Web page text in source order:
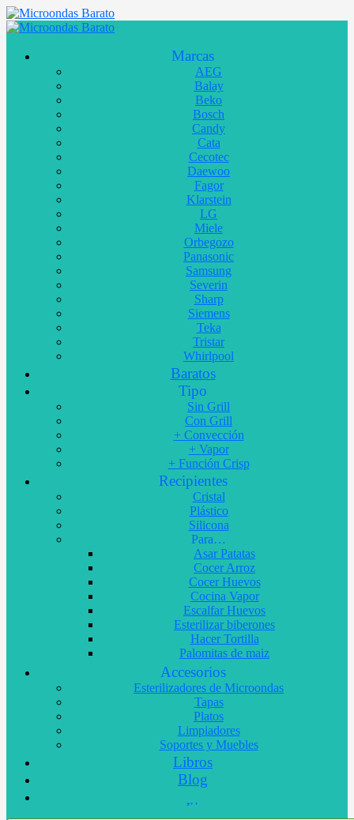
Marcas
AEG
Balay
Beko
Bosch
Candy
Cata
Cecotec
Daewoo
Fagor
Klarstein
LG
Miele
Orbegozo
Panasonic
Samsung
Severin
Sharp
Siemens
Teka
Tristar
Whirlpool
Baratos
Tipo
Sin Grill
Con Grill
+ Convección
+ Vapor
+ Función Crisp
Recipientes
Cristal
Plástico
Silicona
Para…
Asar Patatas
Cocer Arroz
Cocer Huevos
Cocina Vapor
Escalfar Huevos
Esterilizar biberones
Hacer Tortilla
Palomitas de maiz
Accesorios
Esterilizadores de Microondas
Tapas
Platos
Limpiadores
Soportes y Muebles
Libros
Blog